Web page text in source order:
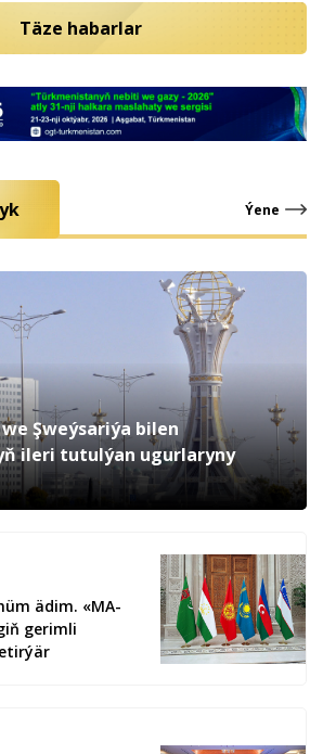
Täze habarlar
Ýene
Şweýsariýa bilen
ileri tutulýan ugurlaryny
ädim. «MA-
gerimli